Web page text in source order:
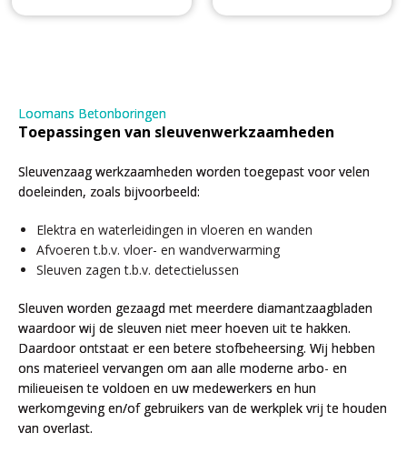
Loomans Betonboringen
Toepassingen van sleuvenwerkzaamheden
Sleuvenzaag werkzaamheden worden toegepast voor velen
doeleinden, zoals bijvoorbeeld:
Elektra en waterleidingen in vloeren en wanden
Afvoeren t.b.v. vloer- en wandverwarming
Sleuven zagen t.b.v. detectielussen
Sleuven worden gezaagd met meerdere diamantzaagbladen
waardoor wij de sleuven niet meer hoeven uit te hakken.
Daardoor ontstaat er een betere stofbeheersing. Wij hebben
ons materieel vervangen om aan alle moderne arbo- en
milieueisen te voldoen en uw medewerkers en hun
werkomgeving en/of gebruikers van de werkplek vrij te houden
van overlast.